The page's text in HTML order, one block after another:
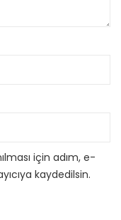
için adım, e-
kaydedilsin.